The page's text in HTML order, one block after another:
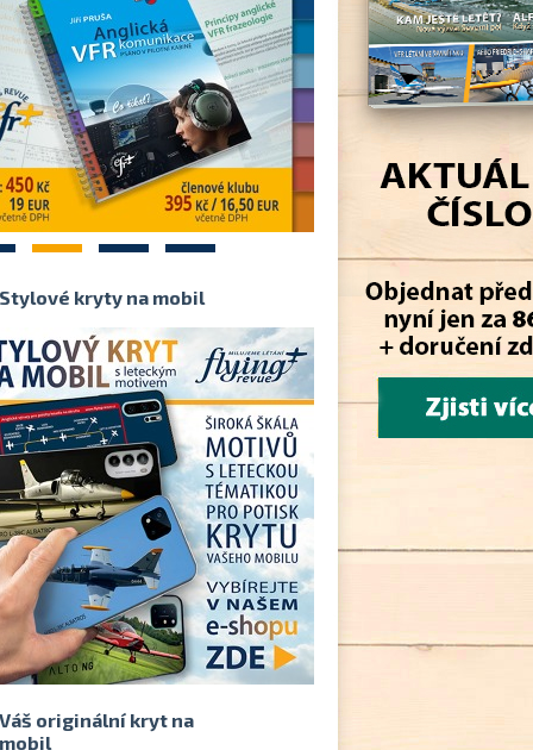
2 3 4
Stylové kryty na mobil
Váš originální kryt na
mobil